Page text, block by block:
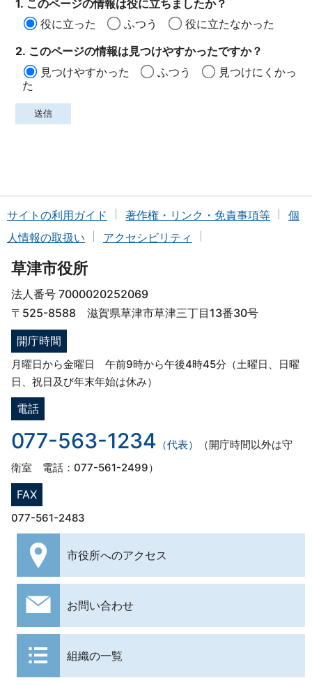
1. このページの情報は役に立ちましたか？
役に立った
ふつう
役に立たなかった
2. このページの情報は見つけやすかったですか？
見つけやすかった
ふつう
見つけにくかっ
た
サイトの利用ガイド 著作権・リンク・免責事項等
個
人情報の取扱い
アクセシビリティ
草津市役所
法人番号 7000020252069
〒525-8588 滋賀県草津市草津三丁目13番30号
開庁時間
月曜日から金曜日 午前9時から午後4時45分（土曜日、日曜
日、祝日及び年末年始は休み）
電話
077-563-1234 （代表）
（開庁時間以外は守
衛室 電話：077-561-2499）
FAX
077-561-2483
市役所へのアクセス
お問い合わせ
組織の一覧